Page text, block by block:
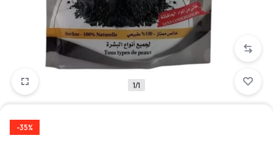
1/1
-35%